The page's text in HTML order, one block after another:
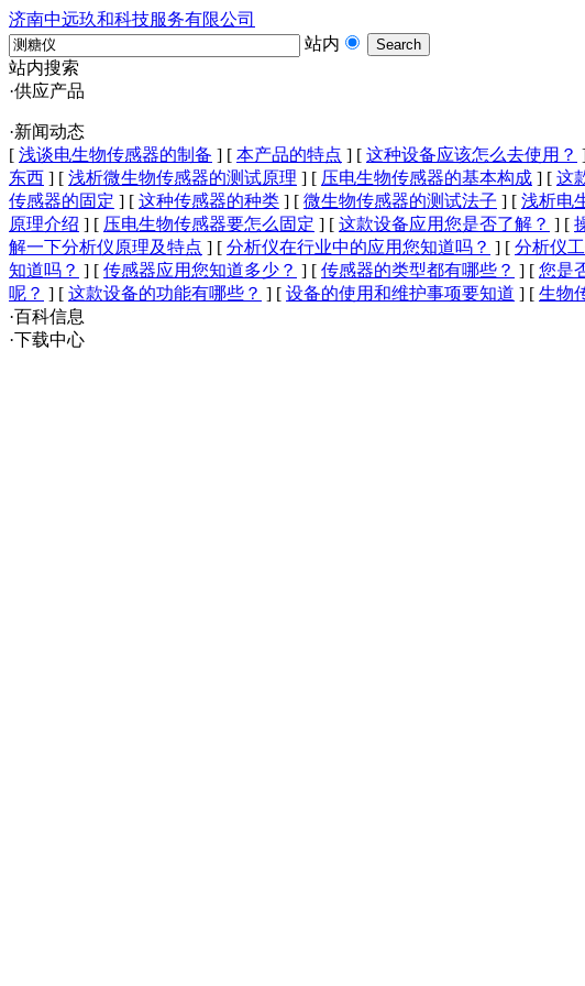
济南中远玖和科技服务有限公司
站内
站内搜索
·供应产品
·新闻动态
[ 浅谈电生物传感器的制备 ] [ 本产品的特点 ] [ 这种设备应该怎么去使用？
东西 ] [ 浅析微生物传感器的测试原理 ] [ 压电生物传感器的基本构成 ] [ 这
传感器的固定 ] [ 这种传感器的种类 ] [ 微生物传感器的测试法子 ] [ 浅析电
原理介绍 ] [ 压电生物传感器要怎么固定 ] [ 这款设备应用您是否了解？ ] [
解一下分析仪原理及特点 ] [ 分析仪在行业中的应用您知道吗？ ] [ 分析仪
知道吗？ ] [ 传感器应用您知道多少？ ] [ 传感器的类型都有哪些？ ] [ 您是
呢？ ] [ 这款设备的功能有哪些？ ] [ 设备的使用和维护事项要知道 ] [ 生物
·百科信息
·下载中心